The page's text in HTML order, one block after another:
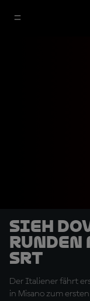
Sieh
SRT
Der Italiener fährt
in Misano zum